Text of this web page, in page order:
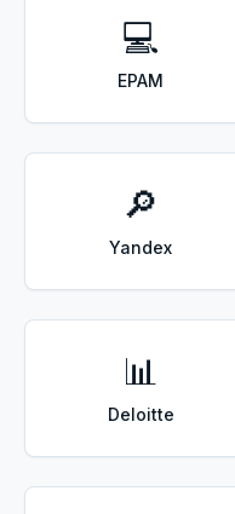
💻
EPAM
🔎
Yandex
📊
Deloitte